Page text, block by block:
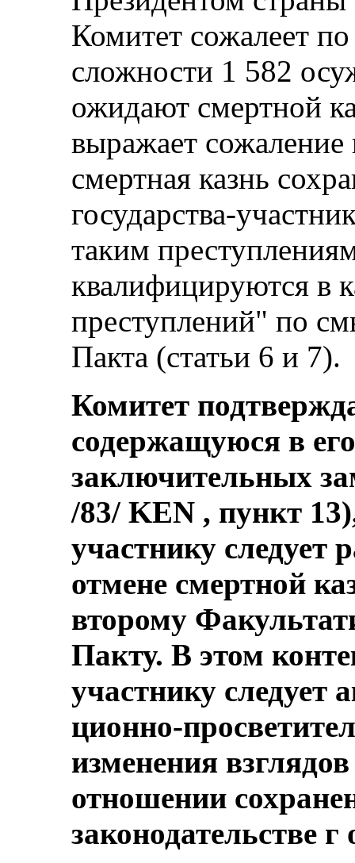
Комитет сожалеет
сложности 1 582
ожидают смертной
выражает сожаление
смертная казнь
государства-
таким
квалифицируются в
преступлений" по
Пакта (статьи 6 и 7).
Комитет
содержащуюся в
заключительных
/83/ KEN , пункт
участнику следует
отмене смертной
второму
Пакту. В этом
участнику следует
ционно-
изменения
отношении
законодательстве